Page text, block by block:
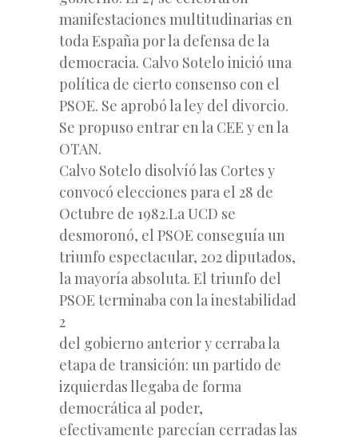
manifestaciones multitudinarias en
toda España por la defensa de la
democracia. Calvo Sotelo inició una
política de cierto consenso con el
PSOE. Se aprobó la ley del divorcio.
Se propuso entrar en la CEE y en la
OTAN.
Calvo Sotelo disolvíó las Cortes y
convocó elecciones para el 28 de
Octubre de 1982.La UCD se
desmoronó, el PSOE conseguía un
triunfo espectacular, 202 diputados,
la mayoría absoluta. El triunfo del
PSOE terminaba con la inestabilidad
2
del gobierno anterior y cerraba la
etapa de transición: un partido de
izquierdas llegaba de forma
democrática al poder,
efectivamente parecían cerradas las